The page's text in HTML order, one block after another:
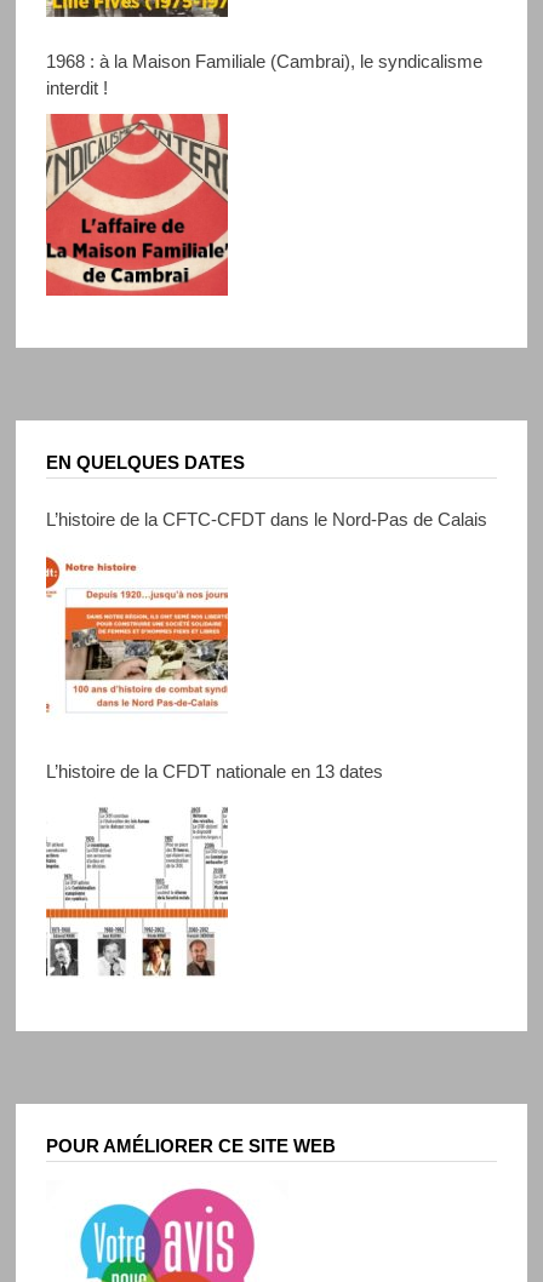
1968 : à la Maison Familiale (Cambrai), le syndicalisme
interdit !
EN QUELQUES DATES
L’histoire de la CFTC-CFDT dans le Nord-Pas de Calais
L’histoire de la CFDT nationale en 13 dates
POUR AMÉLIORER CE SITE WEB